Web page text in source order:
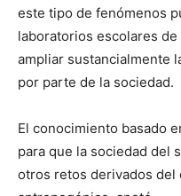
este tipo de fenómenos
laboratorios escolares
ampliar sustancialmente
por parte de la sociedad.
El conocimiento basado
para que la sociedad del
otros retos derivados del